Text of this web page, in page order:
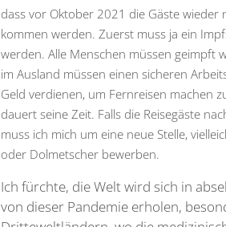
dass vor Oktober 2021 die Gäste wieder
kommen werden. Zuerst muss ja ein
werden. Alle Menschen müssen geimpft
im Ausland müssen einen sicheren
Geld verdienen, um Fernreisen machen
dauert seine Zeit. Falls die Reisegäste
muss ich mich um eine neue Stelle,
oder Dolmetscher bewerben.
Ich fürchte, die Welt wird sich in
von dieser Pandemie erholen,